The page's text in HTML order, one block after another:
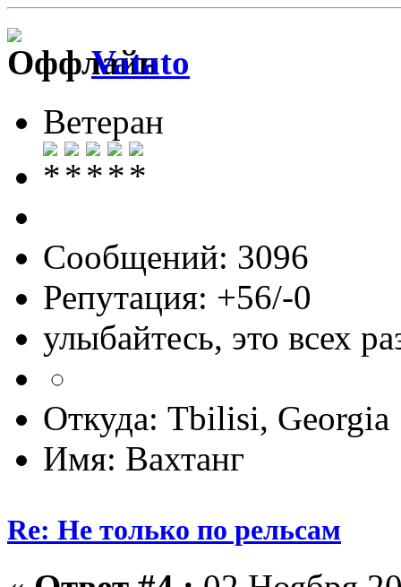
Vatato
Ветеран
Сообщений: 3096
Репутация: +56/-0
улыбайтесь, это всех
Откуда: Tbilisi, Georgia
Имя: Вахтанг
Re: Не только по рельсам